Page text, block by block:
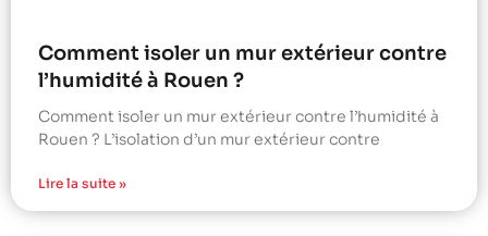
Comment isoler un mur extérieur contre
l’humidité à Rouen ?
Comment isoler un mur extérieur contre l’humidité à
Rouen ? L’isolation d’un mur extérieur contre
Lire la suite »